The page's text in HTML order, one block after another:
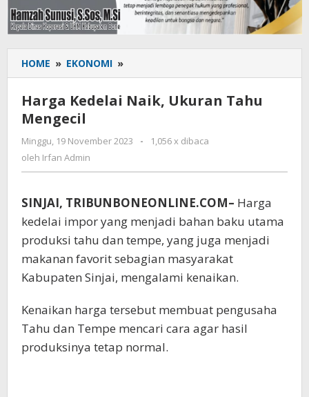
HOME » EKONOMI »
Kedelai
Naik,
Ukuran
Mengecil
Harga Kedelai Naik, Ukuran Tahu
Mengecil
Minggu, 19 November 2023
oleh
-
1,056 x dibaca
oleh Irfan Admin
SINJAI, TRIBUNBONEONLINE.COM– Harga
kedelai impor yang menjadi bahan baku utama
produksi tahu dan tempe, yang juga menjadi
makanan favorit sebagian masyarakat
Kabupaten Sinjai, mengalami kenaikan.
Kenaikan harga tersebut membuat pengusaha
Tahu dan Tempe mencari cara agar hasil
produksinya tetap normal.